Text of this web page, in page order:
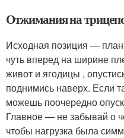
Отжимания на
Исходная позиция —
чуть вперед на ширине
живот и ягодицы ,
поднимись наверх. Если
можешь поочередно
Главное — не забывай о
чтобы нагрузка была